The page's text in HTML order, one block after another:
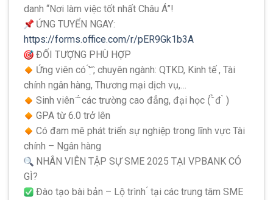
danh “Nơi làm việc tốt nhất Châu Á”!
ỨNG TUYỂN NGAY:
https://forms.office.com/r/pER9Gk1b3A
ĐỐI TƯỢNG PHÙ HỢP
Ứng viên có ̛̛́ ̆ ̣̂, chuyên ngành: QTKD, Kinh tế , Tài
chính ngân hàng, Thương mại dịch vụ,…
Sinh viên ̆ ̂́ các trường cao đẳng, đại học (́ ̂̉ đ ̀ )
GPA từ 6.0 trở lên
Có đam mê phát triển sự nghiệp trong lĩnh vực Tài
chính – Ngân hàng
NHÂN VIÊN TẬP SỰ SME 2025 TẠI VPBANK CÓ
GÌ?
Đào tạo bài bản – Lộ trình ́ tại các trung tâm SME